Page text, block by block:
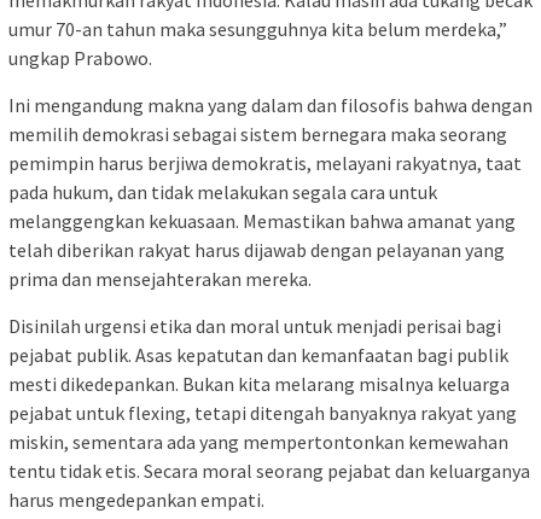
umur 70-an tahun maka sesungguhnya kita belum merdeka,”
ungkap Prabowo.
Ini mengandung makna yang dalam dan filosofis bahwa dengan
memilih demokrasi sebagai sistem bernegara maka seorang
pemimpin harus berjiwa demokratis, melayani rakyatnya, taat
pada hukum, dan tidak melakukan segala cara untuk
melanggengkan kekuasaan. Memastikan bahwa amanat yang
telah diberikan rakyat harus dijawab dengan pelayanan yang
prima dan mensejahterakan mereka.
Disinilah urgensi etika dan moral untuk menjadi perisai bagi
pejabat publik. Asas kepatutan dan kemanfaatan bagi publik
mesti dikedepankan. Bukan kita melarang misalnya keluarga
pejabat untuk flexing, tetapi ditengah banyaknya rakyat yang
miskin, sementara ada yang mempertontonkan kemewahan
tentu tidak etis. Secara moral seorang pejabat dan keluarganya
harus mengedepankan empati.